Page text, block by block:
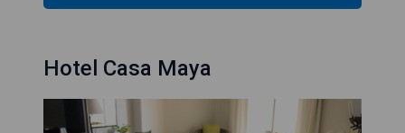
Hotel Casa Maya